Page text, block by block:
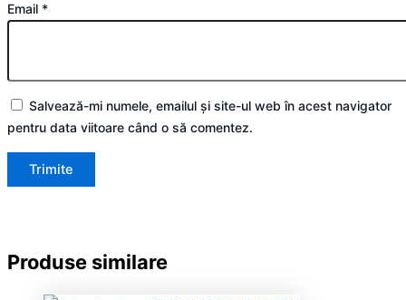
Email *
Salvează-mi numele, emailul și site-ul web în acest navigator
pentru data viitoare când o să comentez.
Produse similare